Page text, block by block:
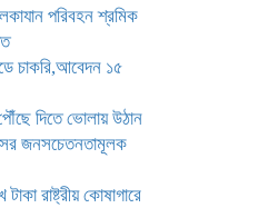
পরিবহন শ্রমিক
চাকরি,আবেদন ১৫
দিতে ভোলায় উঠান
জনসচেতনতামূলক
রাষ্ট্রীয় কোষাগারে